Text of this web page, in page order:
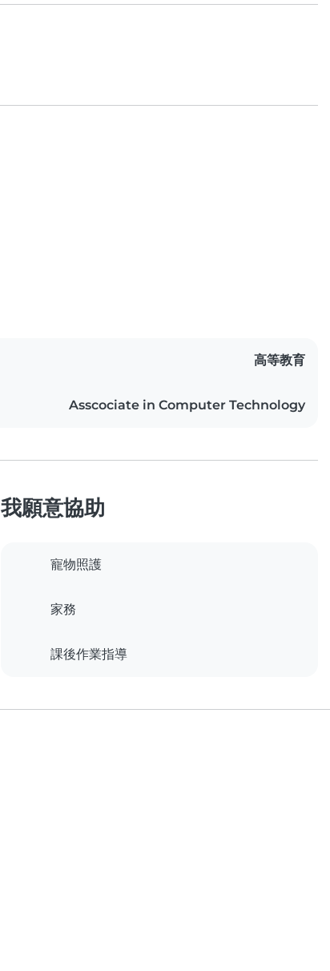
高等教育
Asscociate in Computer Technology
我願意協助
寵物照護
家務
課後作業指導